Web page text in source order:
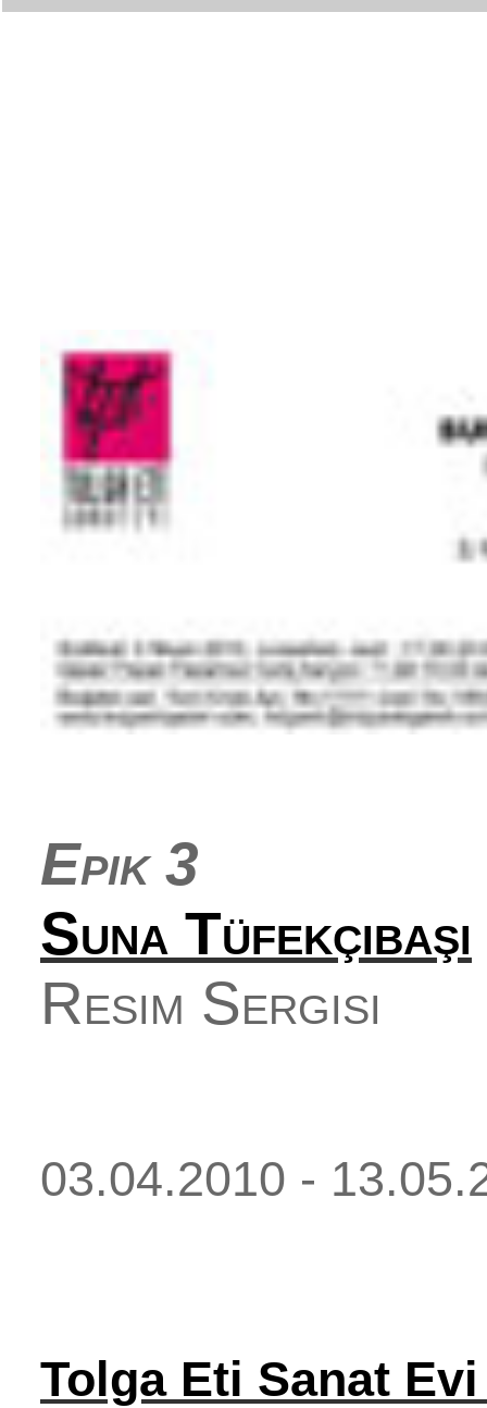
Epik 3
Suna Tüfekçibaşı
Resim Sergisi
03.04.2010 -
Tolga Eti Sanat